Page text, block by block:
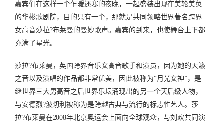
嘉宾们在这样一个乍暖还寒的夜晚，一起盛装出现在美轮美奂
的华彬歌剧院，目的只有一个，那就是共同领略世界著名跨界
女高音莎拉?布莱曼的曼妙歌声。嘉宾的到来，也使舞台上下都
充满了星光。
莎拉?布莱曼，英国跨界音乐女高音歌手和演员，因为她的天籁
之音以及演唱的作品都非常优美，因此被称为“月光女神”，是
继世界三大男高音之后世界乐坛涌现出的另一个天后级人物，
与安德烈?波切利被称为是跨越古典与流行的标志性艺人。莎
拉?布莱曼在2008年北京奥运会上面向全球观众，与刘欢共同演